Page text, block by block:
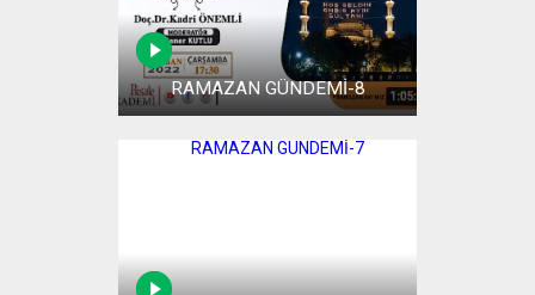
RAMAZAN GÜNDEMİ-8